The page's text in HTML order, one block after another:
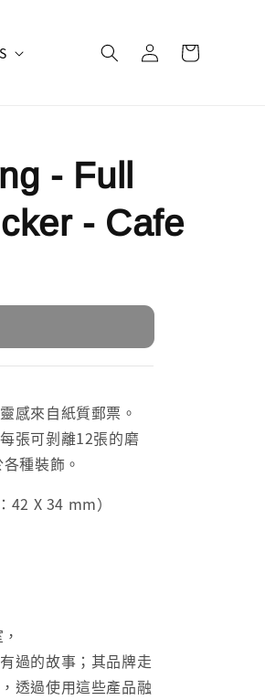
- Full
- Cafe
感來自紙質郵票。
張可剝離12張的磨
種裝飾。
X 34 mm）
過的故事；其品牌走
透過使用這些產品融